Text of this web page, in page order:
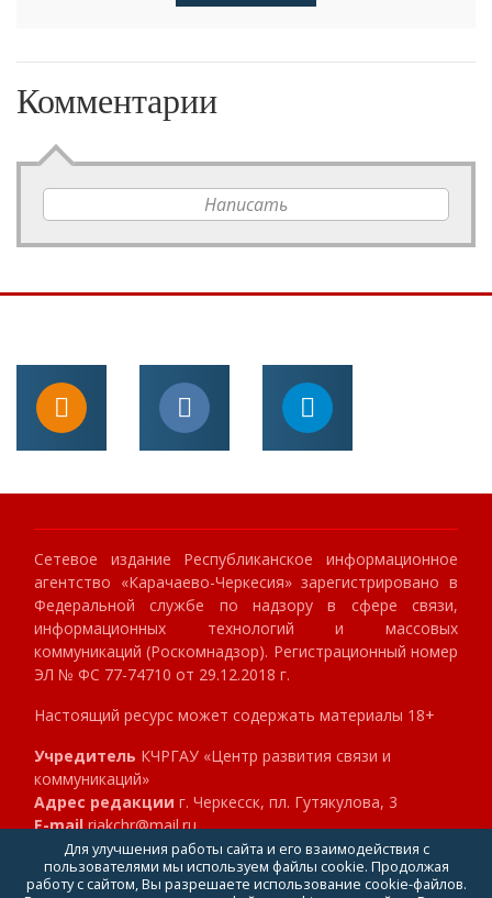
Комментарии
Написать
Сетевое издание Республиканское информационное
агентство «Карачаево-Черкесия» зарегистрировано в
Федеральной службе по надзору в сфере связи,
информационных технологий и массовых
коммуникаций (Роскомнадзор). Регистрационный номер
ЭЛ № ФС 77-74710 от 29.12.2018 г.
Настоящий ресурс может содержать материалы 18+
Учредитель КЧРГАУ «Центр развития связи и
коммуникаций»
Адрес редакции г. Черкесск, пл. Гутякулова, 3
E-mailriakchr@mail.ru
Телефон8 (8782) 23-89-40
Главный редакторКлокова Мария Алексеевна
Для улучшения работы сайта и его взаимодействия с
пользователями мы используем файлы cookie. Продолжая
работу с сайтом, Вы разрешаете использование cookie-файлов.